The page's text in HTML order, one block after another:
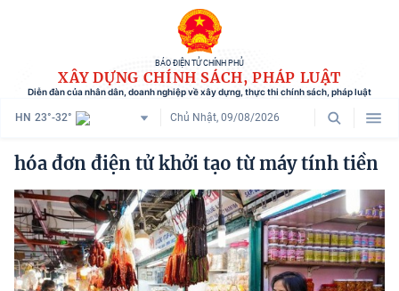
BÁO ĐIỆN TỬ CHÍNH PHỦ
XÂY DỰNG CHÍNH SÁCH, PHÁP LUẬT
Diễn đàn của nhân dân, doanh nghiệp về xây dựng, thực thi chính sách, pháp luật
HN 23°-32° Chủ Nhật, 09/08/2026
Danh mục
Trang chủ
Chính sách mới
Tham vấn chính sách
hóa đơn điện tử khởi tạo từ máy tính tiền